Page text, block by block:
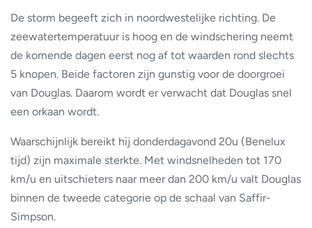
De storm begeeft zich in noordwestelijke richting. De
zeewatertemperatuur is hoog en de windschering neemt
de komende dagen eerst nog af tot waarden rond slechts
5 knopen. Beide factoren zijn gunstig voor de doorgroei
van Douglas. Daarom wordt er verwacht dat Douglas snel
een orkaan wordt.
Waarschijnlijk bereikt hij donderdagavond 20u (Benelux
tijd) zijn maximale sterkte. Met windsnelheden tot 170
km/u en uitschieters naar meer dan 200 km/u valt Douglas
binnen de tweede categorie op de schaal van Saffir-
Simpson.